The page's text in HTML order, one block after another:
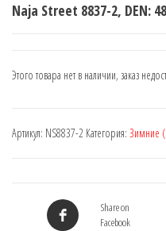
Naja Street 8837-2, DEN:
Этого товара нет в наличии, заказ
Артикул: NS8837-2 Категория: Зимние
Share on
Facebook